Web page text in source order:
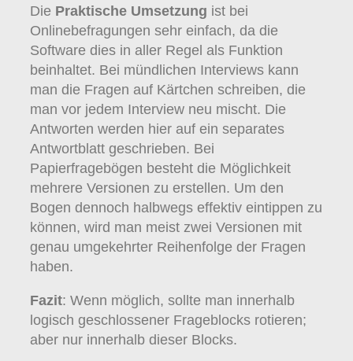
Die Praktische Umsetzung ist bei
Onlinebefragungen sehr einfach, da die
Software dies in aller Regel als Funktion
beinhaltet. Bei mündlichen Interviews kann
man die Fragen auf Kärtchen schreiben, die
man vor jedem Interview neu mischt. Die
Antworten werden hier auf ein separates
Antwortblatt geschrieben. Bei
Papierfragebögen besteht die Möglichkeit
mehrere Versionen zu erstellen. Um den
Bogen dennoch halbwegs effektiv eintippen zu
können, wird man meist zwei Versionen mit
genau umgekehrter Reihenfolge der Fragen
haben.
Fazit: Wenn möglich, sollte man innerhalb
logisch geschlossener Frageblocks rotieren;
aber nur innerhalb dieser Blocks.